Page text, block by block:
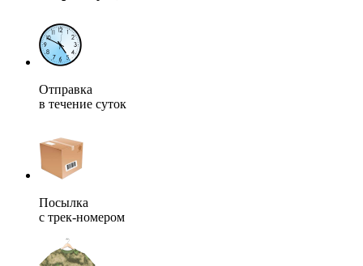
Отправка
в течение суток
Посылка
с трек-номером